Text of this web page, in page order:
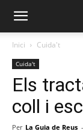
Inici Cuida't
Cuida't
Els
coll i
Per La Guia de Reus -